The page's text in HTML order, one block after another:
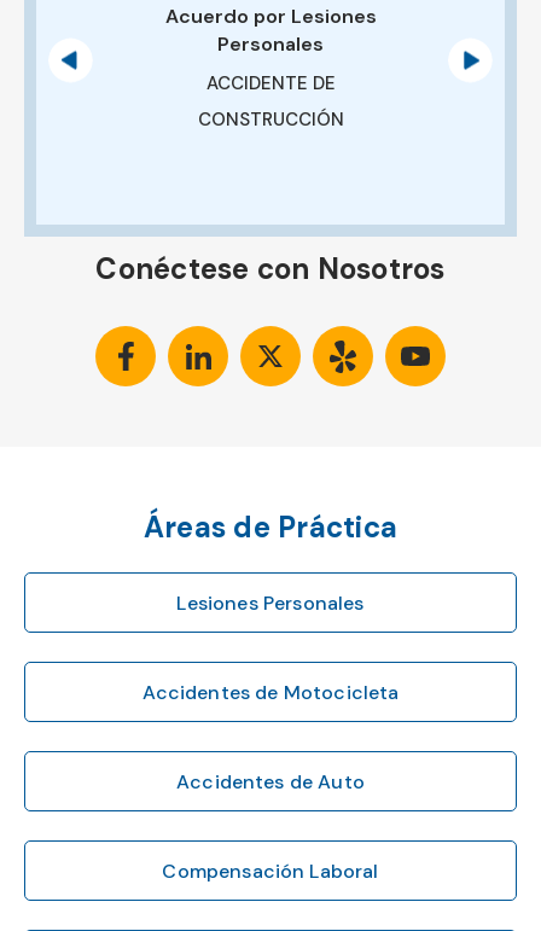
Acuerdo por Lesiones
Personales
ACCIDENTE DE
CONSTRUCCIÓN
Conéctese con Nosotros
Áreas de Práctica
Lesiones Personales
Accidentes de Motocicleta
Accidentes de Auto
Compensación Laboral